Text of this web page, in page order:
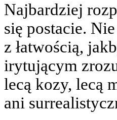
Najbardziej
się postacie.
z łatwością,
irytującym
lecą kozy, lecą
ani